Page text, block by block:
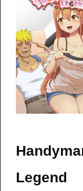
Legend